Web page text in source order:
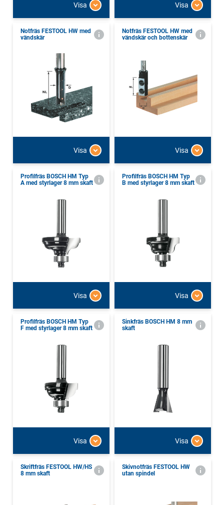
Visa Visa
Notfräs FESTOOL HW med
vändskär
Visa
Notfräs FESTOOL HW med
vändskär och bottenskär
Visa
Profilfräs BOSCH HM Typ
A med styrlager 8 mm skaft
Visa
Profilfräs BOSCH HM Typ
B med styrlager 8 mm skaft
Visa
Profilfräs BOSCH HM Typ
F med styrlager 8 mm skaft
Visa
Sinkfräs BOSCH HM 8 mm
skaft
Visa
Skriftfräs FESTOOL HW/HS
8 mm skaft
Skivnotfräs FESTOOL HW
utan spindel